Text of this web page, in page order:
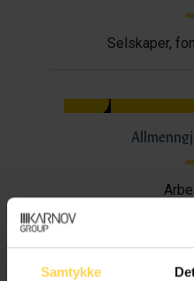
Samtykke
Selskaper,